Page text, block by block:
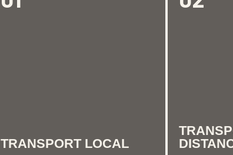
TRANSPORT LOCAL